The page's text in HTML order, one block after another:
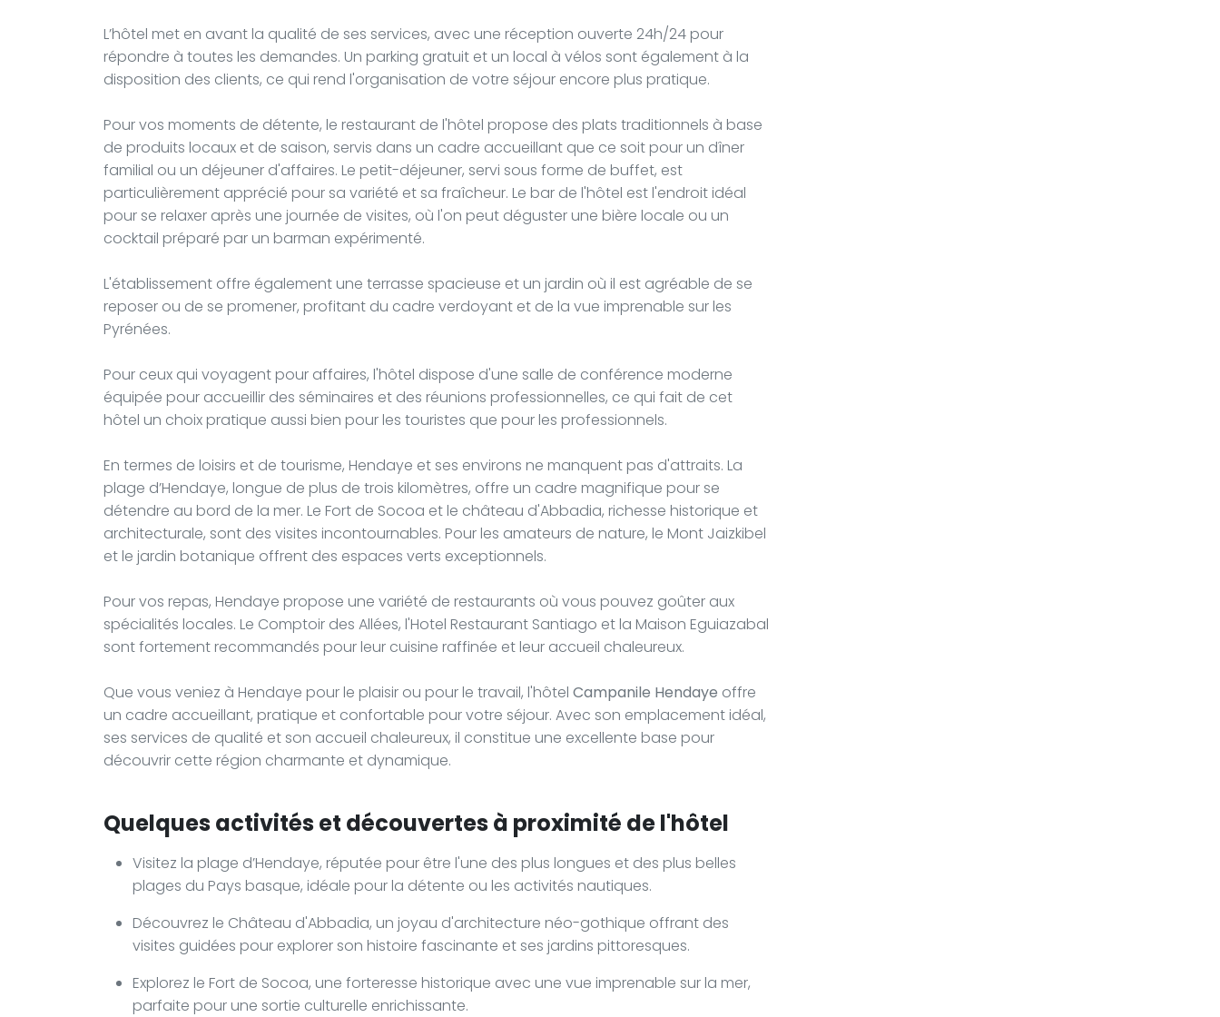
L’hôtel met en avant la qualité de ses services, avec une réception ouverte 24h/24 pour
répondre à toutes les demandes. Un parking gratuit et un local à vélos sont également à la
disposition des clients, ce qui rend l'organisation de votre séjour encore plus pratique.
Pour vos moments de détente, le restaurant de l'hôtel propose des plats traditionnels à base
de produits locaux et de saison, servis dans un cadre accueillant que ce soit pour un dîner
familial ou un déjeuner d'affaires. Le petit-déjeuner, servi sous forme de buffet, est
particulièrement apprécié pour sa variété et sa fraîcheur. Le bar de l'hôtel est l'endroit idéal
pour se relaxer après une journée de visites, où l'on peut déguster une bière locale ou un
cocktail préparé par un barman expérimenté.
L'établissement offre également une terrasse spacieuse et un jardin où il est agréable de se
reposer ou de se promener, profitant du cadre verdoyant et de la vue imprenable sur les
Pyrénées.
Pour ceux qui voyagent pour affaires, l'hôtel dispose d'une salle de conférence moderne
équipée pour accueillir des séminaires et des réunions professionnelles, ce qui fait de cet
hôtel un choix pratique aussi bien pour les touristes que pour les professionnels.
En termes de loisirs et de tourisme, Hendaye et ses environs ne manquent pas d'attraits. La
plage d’Hendaye, longue de plus de trois kilomètres, offre un cadre magnifique pour se
détendre au bord de la mer. Le Fort de Socoa et le château d'Abbadia, richesse historique et
architecturale, sont des visites incontournables. Pour les amateurs de nature, le Mont Jaizkibel
et le jardin botanique offrent des espaces verts exceptionnels.
Pour vos repas, Hendaye propose une variété de restaurants où vous pouvez goûter aux
spécialités locales. Le Comptoir des Allées, l'Hotel Restaurant Santiago et la Maison Eguiazabal
sont fortement recommandés pour leur cuisine raffinée et leur accueil chaleureux.
Que vous veniez à Hendaye pour le plaisir ou pour le travail, l'hôtel Campanile Hendaye offre
un cadre accueillant, pratique et confortable pour votre séjour. Avec son emplacement idéal,
ses services de qualité et son accueil chaleureux, il constitue une excellente base pour
découvrir cette région charmante et dynamique.
Quelques activités et découvertes à proximité de l'hôtel
Visitez la plage d’Hendaye, réputée pour être l'une des plus longues et des plus belles
plages du Pays basque, idéale pour la détente ou les activités nautiques.
Découvrez le Château d'Abbadia, un joyau d'architecture néo-gothique offrant des
visites guidées pour explorer son histoire fascinante et ses jardins pittoresques.
Explorez le Fort de Socoa, une forteresse historique avec une vue imprenable sur la mer,
parfaite pour une sortie culturelle enrichissante.